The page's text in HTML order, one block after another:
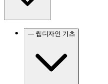
— 웹디자인 기초